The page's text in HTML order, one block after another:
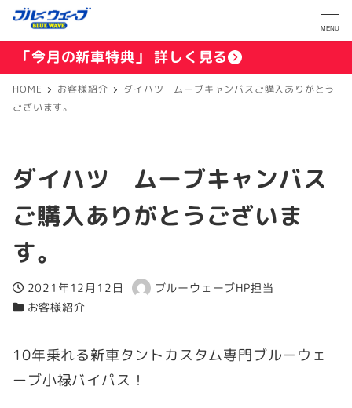
MENU
「今月の新車特典」 詳しく見る
HOME お客様紹介
ダイハツ ムーブキャンバスご購入ありがとう
ございます。
ダイハツ ムーブキャンバス
ご購入ありがとうございま
す。
投稿日
2021年12月12日
著
ブルーウェーブHP担当
カテゴリー
お客様紹介
10年乗れる新車タントカスタム専門ブルーウェ
ーブ小禄バイパス！